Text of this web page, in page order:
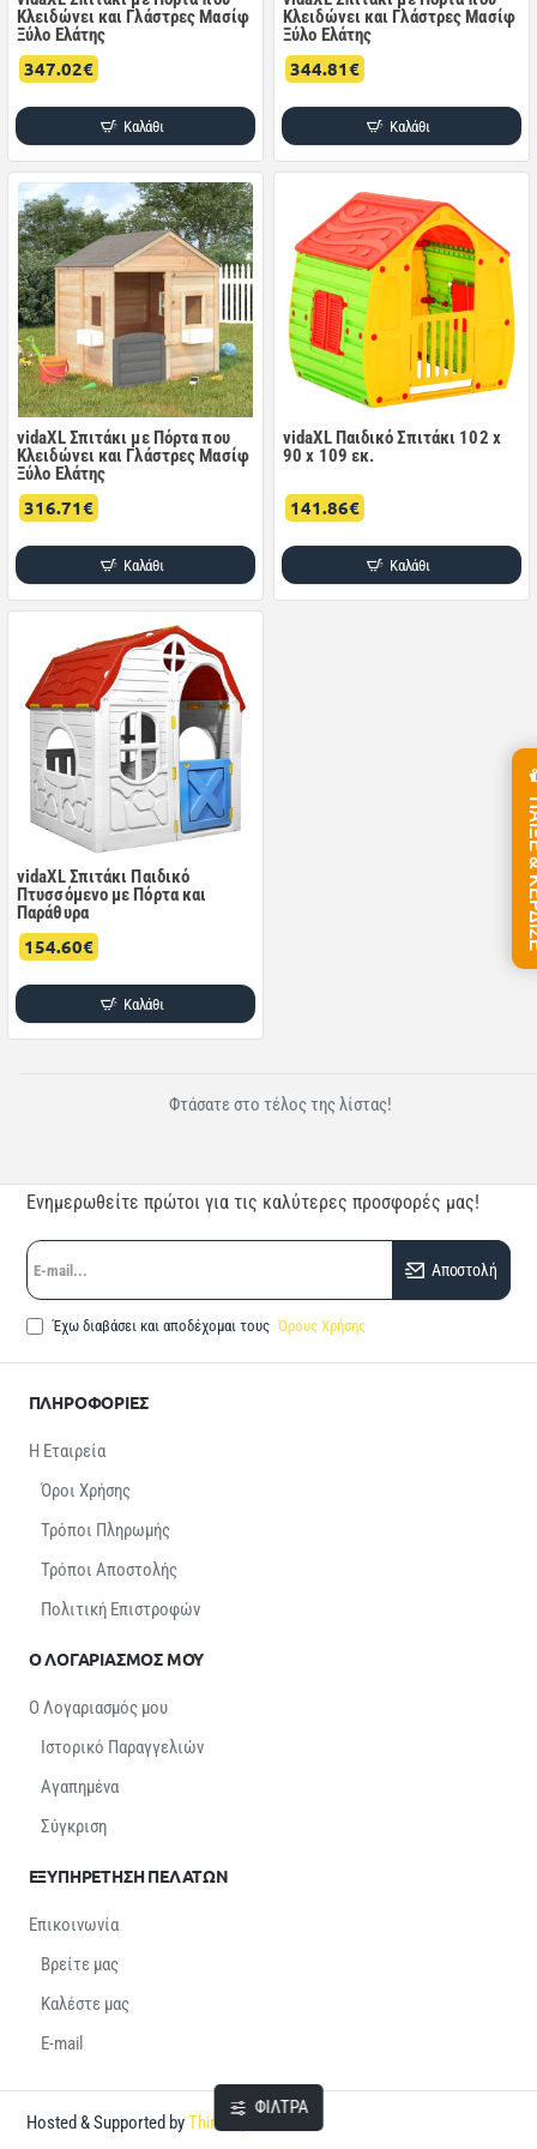
Κλειδώνει και Γλάστρες Μασίφ
Ξύλο Ελάτης
347.02€
Καλάθι
Κλειδώνει και Γλάστρες Μασίφ
Ξύλο Ελάτης
344.81€
Καλάθι
vidaXL Σπιτάκι με Πόρτα που
Κλειδώνει και Γλάστρες Μασίφ
Ξύλο Ελάτης
316.71€
Καλάθι
vidaXL Παιδικό Σπιτάκι 102 x
90 x 109 εκ.
141.86€
Καλάθι
vidaXL Σπιτάκι Παιδικό
Πτυσσόμενο με Πόρτα και
Παράθυρα
154.60€
Καλάθι
Φτάσατε στο τέλος της λίστας!
Ενημερωθείτε πρώτοι για τις καλύτερες προσφορές μας!
E-
mail...
Αποστολή
Έχω διαβάσει και αποδέχομαι τους Όρους Χρήσης
ΠΛΗΡΟΦΟΡΙΕΣ
Η Εταιρεία
Όροι Χρήσης
Τρόποι Πληρωμής
Τρόποι Αποστολής
Πολιτική Επιστροφών
Ο ΛΟΓΑΡΙΑΣΜΟΣ ΜΟΥ
Ο Λογαριασμός μου
Ιστορικό Παραγγελιών
Αγαπημένα
Σύγκριση
ΕΞΥΠΗΡΕΤΗΣΗ ΠΕΛΑΤΩΝ
Επικοινωνία
Βρείτε μας
Καλέστε μας
E-mail
Hosted & Supported byThink Open
ΦΙΛΤΡΑ